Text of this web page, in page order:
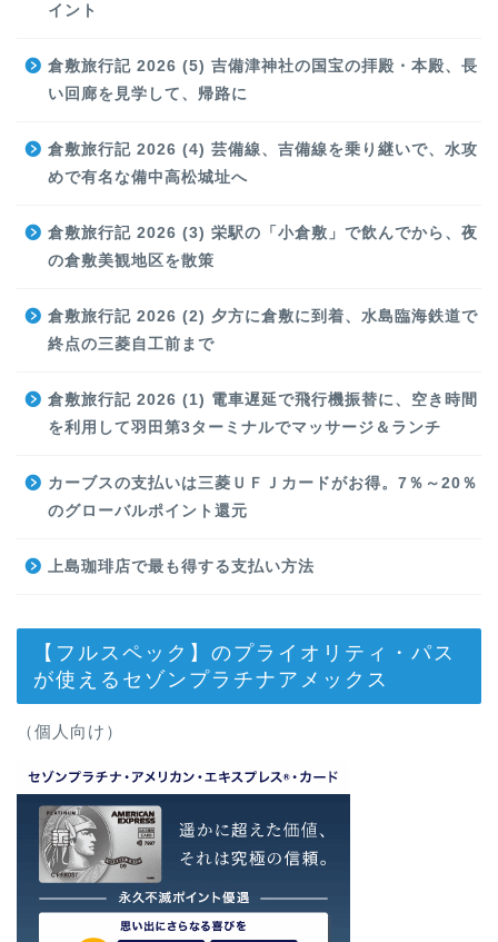
イント
倉敷旅行記 2026 (5) 吉備津神社の国宝の拝殿・本殿、長
い回廊を見学して、帰路に
倉敷旅行記 2026 (4) 芸備線、吉備線を乗り継いで、水攻
めで有名な備中高松城址へ
倉敷旅行記 2026 (3) 栄駅の「小倉敷」で飲んでから、夜
の倉敷美観地区を散策
倉敷旅行記 2026 (2) 夕方に倉敷に到着、水島臨海鉄道で
終点の三菱自工前まで
倉敷旅行記 2026 (1) 電車遅延で飛行機振替に、空き時間
を利用して羽田第3ターミナルでマッサージ＆ランチ
カーブスの支払いは三菱ＵＦＪカードがお得。7％～20％
のグローバルポイント還元
上島珈琲店で最も得する支払い方法
【フルスペック】のプライオリティ・パス
が使えるセゾンプラチナアメックス
（個人向け）